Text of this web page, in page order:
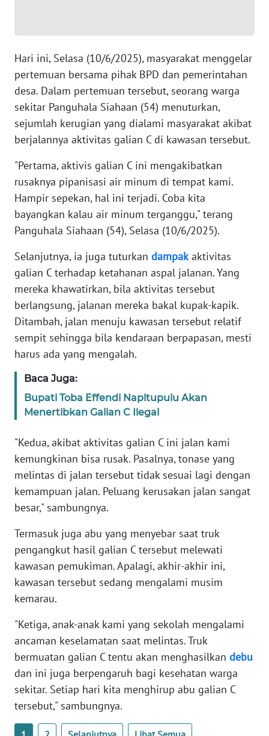
Hari ini, Selasa (10/6/2025), masyarakat menggelar
pertemuan bersama pihak BPD dan pemerintahan
desa. Dalam pertemuan tersebut, seorang warga
sekitar Panguhala Siahaan (54) menuturkan,
sejumlah kerugian yang dialami masyarakat akibat
berjalannya aktivitas galian C di kawasan tersebut.
"Pertama, aktivis galian C ini mengakibatkan
rusaknya pipanisasi air minum di tempat kami.
Hampir sepekan, hal ini terjadi. Coba kita
bayangkan kalau air minum terganggu," terang
Panguhala Siahaan (54), Selasa (10/6/2025).
Selanjutnya, ia juga tuturkan dampakaktivitas
galian C terhadap ketahanan aspal jalanan. Yang
mereka khawatirkan, bila aktivitas tersebut
berlangsung, jalanan mereka bakal kupak-kapik.
Ditambah, jalan menuju kawasan tersebut relatif
sempit sehingga bila kendaraan berpapasan, mesti
harus ada yang mengalah.
Baca Juga:
Bupati Toba Effendi Napitupulu Akan
Menertibkan Galian C Ilegal
"Kedua, akibat aktivitas galian C ini jalan kami
kemungkinan bisa rusak. Pasalnya, tonase yang
melintas di jalan tersebut tidak sesuai lagi dengan
kemampuan jalan. Peluang kerusakan jalan sangat
besar," sambungnya.
Termasuk juga abu yang menyebar saat truk
pengangkut hasil galian C tersebut melewati
kawasan pemukiman. Apalagi, akhir-akhir ini,
kawasan tersebut sedang mengalami musim
kemarau.
"Ketiga, anak-anak kami yang sekolah mengalami
ancaman keselamatan saat melintas. Truk
bermuatan galian C tentu akan menghasilkan debu
dan ini juga berpengaruh bagi kesehatan warga
sekitar. Setiap hari kita menghirup abu galian C
tersebut," sambungnya.
WN
WN
PAPUA
WN
PAPUA
BARAT
WN
RIAU
WN
SERAMBI
WN
JAMBI
WN
SULTRA
WN
NTB
WN
SULTENG
WN
SULBAR
WN
BABEL
WN
SUMBAR
WN
SUMSEL
WN
BENGKULU
WN
LAMPUNG
JATENG